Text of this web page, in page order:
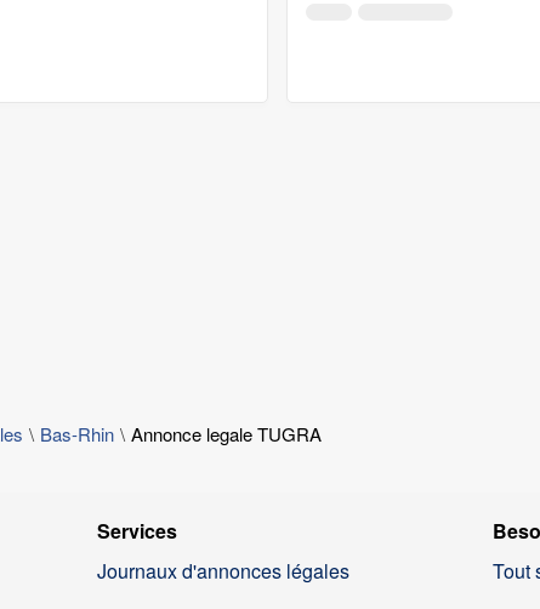
Bas-Rhin Annonce legale TUGRA
Services
Journaux d'annonces légales
Tout